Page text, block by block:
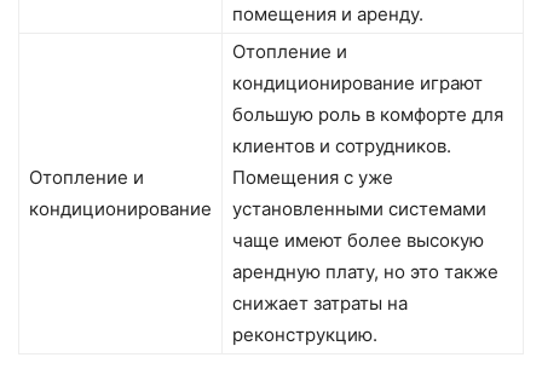
помещения и аренду.
Отопление и
кондиционирование
Отопление и
кондиционирование играют
большую роль в комфорте для
клиентов и сотрудников.
Помещения с уже
установленными системами
чаще имеют более высокую
арендную плату, но это также
снижает затраты на
реконструкцию.